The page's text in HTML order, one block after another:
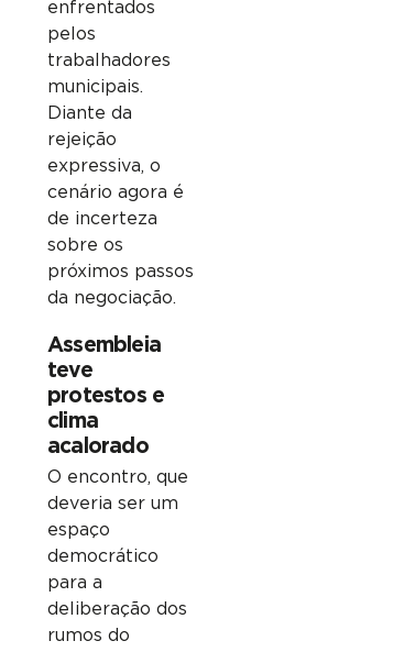
enfrentados
pelos
trabalhadores
municipais.
Diante da
rejeição
expressiva, o
cenário agora é
de incerteza
sobre os
próximos passos
da negociação.
Assembleia
teve
protestos e
clima
acalorado
O encontro, que
deveria ser um
espaço
democrático
para a
deliberação dos
rumos do